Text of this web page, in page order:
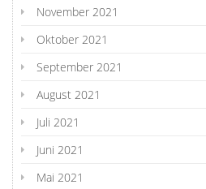
November 2021
Oktober 2021
September 2021
August 2021
Juli 2021
Juni 2021
Mai 2021